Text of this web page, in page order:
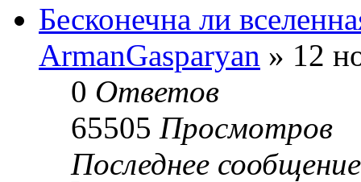
Бесконечна ли
ArmanGasparyan » 12
0 Ответов
65505 Просмотров
Последнее